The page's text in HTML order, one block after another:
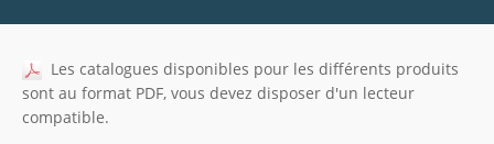
Les catalogues disponibles pour les différents produits
sont au format PDF, vous devez disposer d'un lecteur
compatible.